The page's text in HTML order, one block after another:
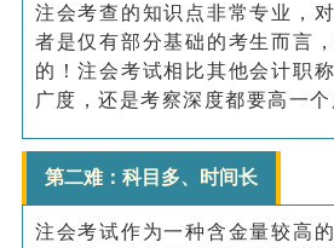
注会考查的知识点非常专业，
者是仅有部分基础的考生而言
的！注会考试相比其他会计职
广度，还是考察深度都要高一个
第二难：科目多、时间长
注会考试作为一种含金量较高